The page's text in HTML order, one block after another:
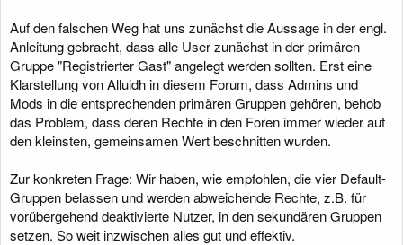
Auf den falschen Weg hat uns zunächst die Aussage in der engl.
Anleitung gebracht, dass alle User zunächst in der primären
Gruppe "Registrierter Gast" angelegt werden sollten. Erst eine
Klarstellung von Alluidh in diesem Forum, dass Admins und
Mods in die entsprechenden primären Gruppen gehören, behob
das Problem, dass deren Rechte in den Foren immer wieder auf
den kleinsten, gemeinsamen Wert beschnitten wurden.
Zur konkreten Frage: Wir haben, wie empfohlen, die vier Default-
Gruppen belassen und werden abweichende Rechte, z.B. für
vorübergehend deaktivierte Nutzer, in den sekundären Gruppen
setzen. So weit inzwischen alles gut und effektiv.